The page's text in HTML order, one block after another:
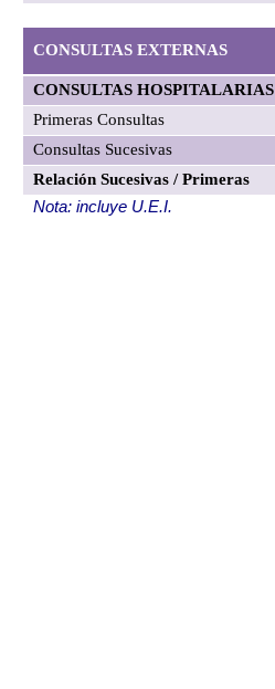
CONSULTAS EXTERNAS
CONSULTAS HOSPITALARIAS
Primeras Consultas
Consultas Sucesivas
Relación Sucesivas / Primeras
Nota: incluye U.E.I.